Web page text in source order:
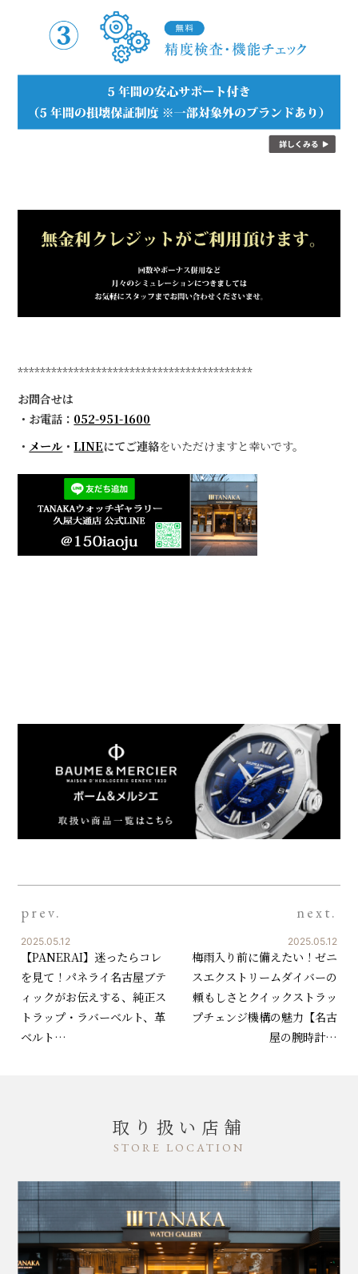
******************************************
お問合せは
・お電話： 052-951-1600
・ メール ・LINEにてご連絡をいただけますと幸いです。
prev.
2025.05.12
【PANERAI】迷ったらコレ
を見て！パネライ名古屋ブテ
ィックがお伝えする、純正ス
トラップ・ラバーベルト、革
ベルト…
next.
2025.05.12
梅雨入り前に備えたい！ゼニ
スエクストリームダイバーの
頼もしさとクイックストラッ
プチェンジ機構の魅力【名古
屋の腕時計…
取り扱い店舗
STORE LOCATION